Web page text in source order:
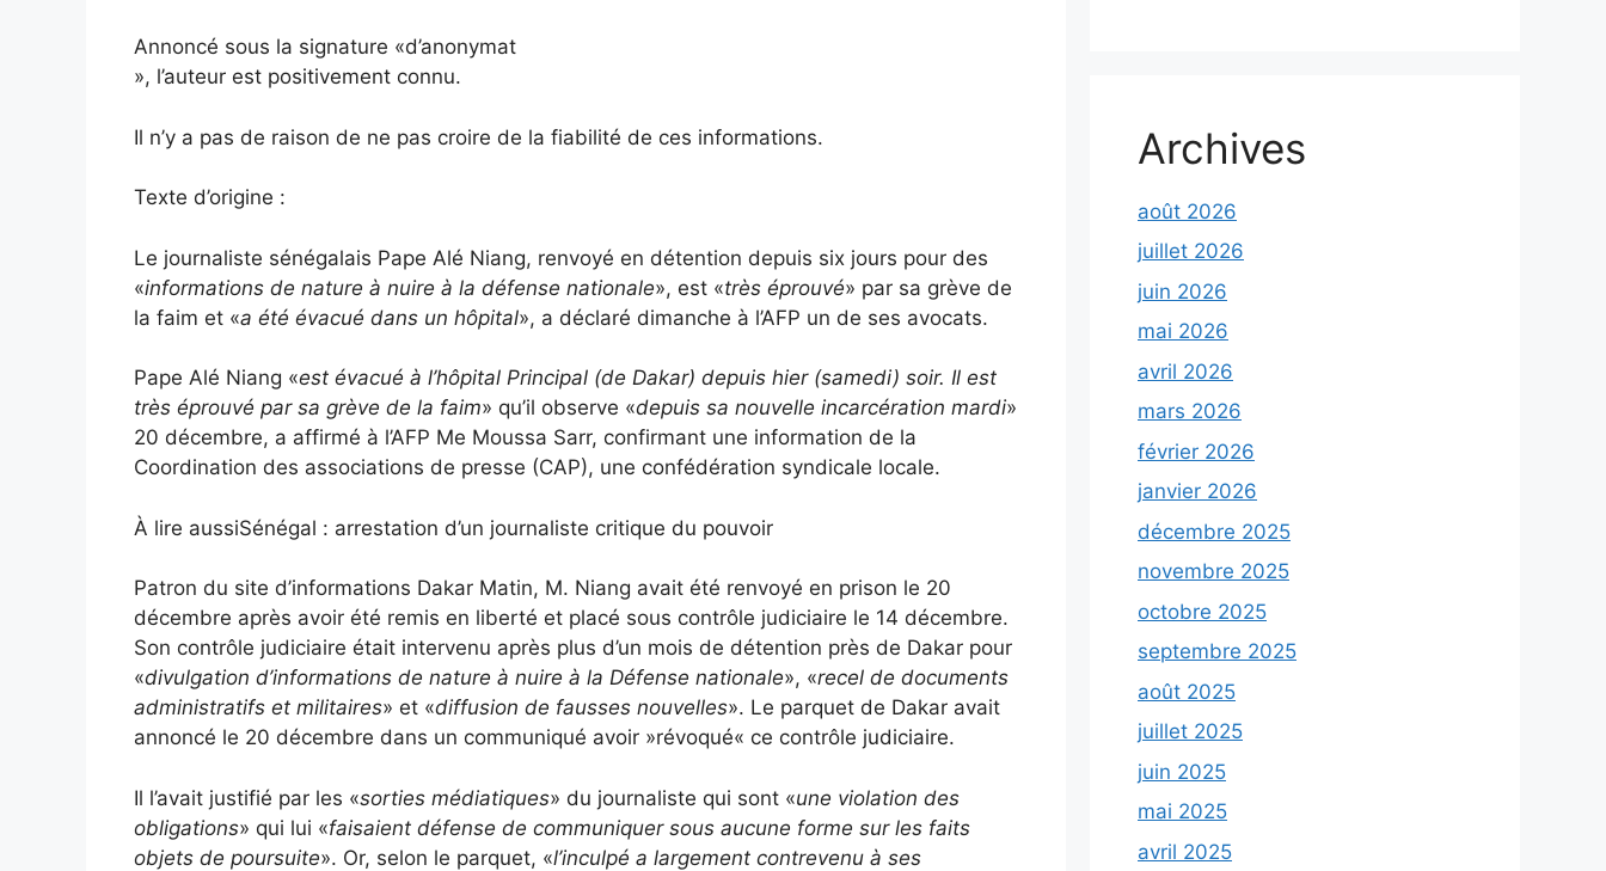
Annoncé sous la signature «d’anonymat
», l’auteur est positivement connu.
Il n’y a pas de raison de ne pas croire de la fiabilité de ces informations.
Texte d’origine :
Le journaliste sénégalais Pape Alé Niang, renvoyé en détention depuis six jours pour des
«informations de nature à nuire à la défense nationale», est «très éprouvé» par sa grève de
la faim et «a été évacué dans un hôpital», a déclaré dimanche à l’AFP un de ses avocats.
Pape Alé Niang «est évacué à l’hôpital Principal (de Dakar) depuis hier (samedi) soir. Il est
très éprouvé par sa grève de la faim» qu’il observe «depuis sa nouvelle incarcération mardi»
20 décembre, a affirmé à l’AFP Me Moussa Sarr, confirmant une information de la
Coordination des associations de presse (CAP), une confédération syndicale locale.
À lire aussiSénégal : arrestation d’un journaliste critique du pouvoir
Patron du site d’informations Dakar Matin, M. Niang avait été renvoyé en prison le 20
décembre après avoir été remis en liberté et placé sous contrôle judiciaire le 14 décembre.
Son contrôle judiciaire était intervenu après plus d’un mois de détention près de Dakar pour
«divulgation d’informations de nature à nuire à la Défense nationale», «recel de documents
administratifs et militaires» et «diffusion de fausses nouvelles». Le parquet de Dakar avait
annoncé le 20 décembre dans un communiqué avoir »révoqué« ce contrôle judiciaire.
Il l’avait justifié par les «sorties médiatiques» du journaliste qui sont «une violation des
obligations» qui lui «faisaient défense de communiquer sous aucune forme sur les faits
objets de poursuite». Or, selon le parquet, «l’inculpé a largement contrevenu à ses
Archives
août 2026
juillet 2026
juin 2026
mai 2026
avril 2026
mars 2026
février 2026
janvier 2026
décembre 2025
novembre 2025
octobre 2025
septembre 2025
août 2025
juillet 2025
juin 2025
mai 2025
avril 2025